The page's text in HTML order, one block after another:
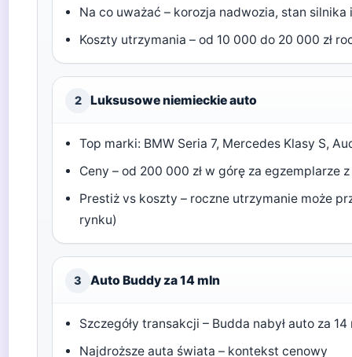
Na co uważać – korozja nadwozia, stan silnika
Koszty utrzymania – od 10 000 do 20 000 zł
2 Luksusowe niemieckie auto
Top marki: BMW Seria 7, Mercedes Klasy S,
Ceny – od 200 000 zł w górę za egzemplarze
Prestiż vs koszty – roczne utrzymanie może
rynku)
3 Auto Buddy za 14 mln
Szczegóły transakcji – Budda nabył auto za
Najdroższe auta świata – kontekst cenowy